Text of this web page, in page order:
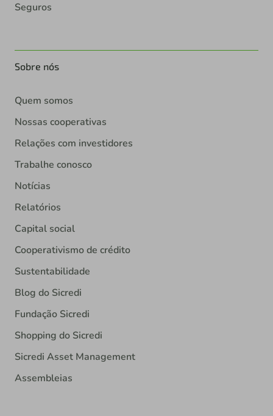
Seguros
Sobre nós
Quem somos
Nossas cooperativas
Relações com investidores
Trabalhe conosco
Notícias
Relatórios
Capital social
Cooperativismo de crédito
Sustentabilidade
Blog do Sicredi
Fundação Sicredi
Shopping do Sicredi
Sicredi Asset Management
Assembleias